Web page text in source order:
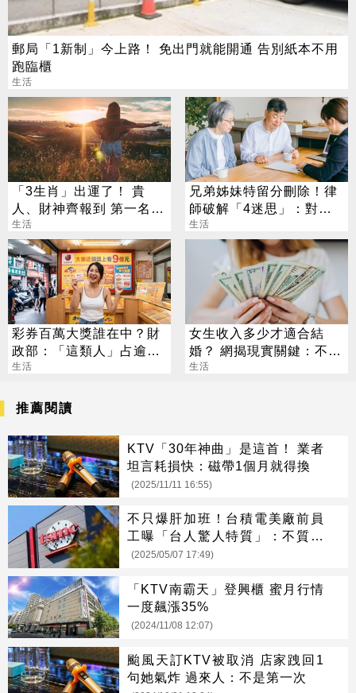
郵局「1新制」今上路！ 免出門就能開通 告別紙本不用
跑臨櫃
生活
「3生肖」出運了！ 貴
人、財神齊報到 第一名旺
到年底
生活
兄弟姊妹特留分刪除！律
師破解「4迷思」：對頂
客族影響最大
生活
彩券百萬大獎誰在中？財
政部：「這類人」占逾6
成
生活
女生收入多少才適合結
婚？ 網揭現實關鍵：不是
重點
生活
推薦閱讀
KTV「30年神曲」是這首！ 業者
坦言耗損快：磁帶1個月就得換
(2025/11/11 16:55)
不只爆肝加班！台積電美廠前員
工曝「台人驚人特質」：不質疑
公司目標
(2025/05/07 17:49)
「KTV南霸天」登興櫃 蜜月行情
一度飆漲35%
(2024/11/08 12:07)
颱風天訂KTV被取消 店家跩回1
句她氣炸 過來人：不是第一次